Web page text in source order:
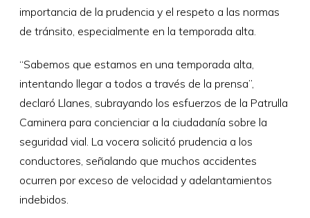
importancia de la prudencia y el respeto a las normas
de tránsito, especialmente en la temporada alta.
“Sabemos que estamos en una temporada alta,
intentando llegar a todos a través de la prensa”,
declaró Llanes, subrayando los esfuerzos de la Patrulla
Caminera para concienciar a la ciudadanía sobre la
seguridad vial. La vocera solicitó prudencia a los
conductores, señalando que muchos accidentes
ocurren por exceso de velocidad y adelantamientos
indebidos.